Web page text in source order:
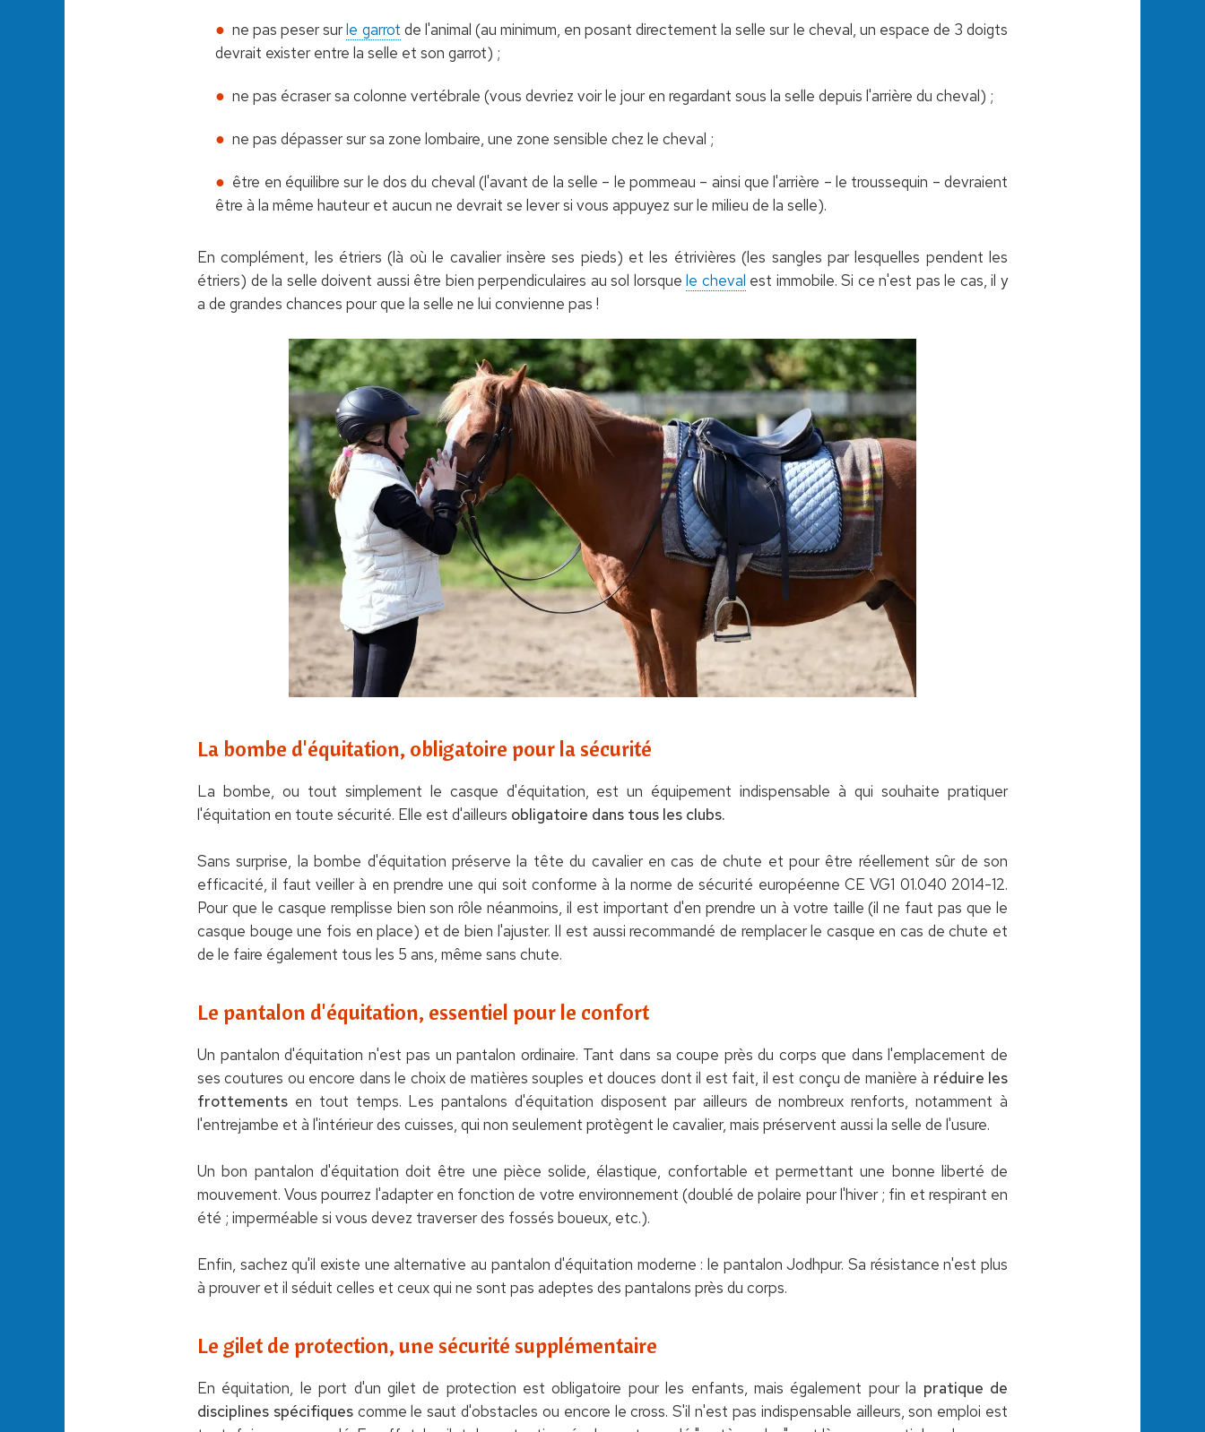
ne pas peser surle garrot de l'animal (au minimum, en posant directement la selle sur le cheval, un espace de 3 doigts
devrait exister entre la selle et son garrot) ;
ne pas écraser sa colonne vertébrale (vous devriez voir le jour en regardant sous la selle depuis l'arrière du cheval) ;
ne pas dépasser sur sa zone lombaire, une zone sensible chez le cheval ;
être en équilibre sur le dos du cheval (l'avant de la selle – le pommeau – ainsi que l'arrière – le troussequin – devraient
être à la même hauteur et aucun ne devrait se lever si vous appuyez sur le milieu de la selle).
En complément, les étriers (là où le cavalier insère ses pieds) et les étrivières (les sangles par lesquelles pendent les
étriers) de la selle doivent aussi être bien perpendiculaires au sol lorsquele cheval est immobile. Si ce n'est pas le cas, il y
a de grandes chances pour que la selle ne lui convienne pas !
La bombe d'équitation, obligatoire pour la sécurité
La bombe, ou tout simplement le casque d'équitation, est un équipement indispensable à qui souhaite pratiquer
l'équitation en toute sécurité. Elle est d'ailleurs obligatoire dans tous les clubs.
Sans surprise, la bombe d'équitation préserve la tête du cavalier en cas de chute et pour être réellement sûr de son
efficacité, il faut veiller à en prendre une qui soit conforme à la norme de sécurité européenne CE VG1 01.040 2014-12.
Pour que le casque remplisse bien son rôle néanmoins, il est important d'en prendre un à votre taille (il ne faut pas que le
casque bouge une fois en place) et de bien l'ajuster. Il est aussi recommandé de remplacer le casque en cas de chute et
de le faire également tous les 5 ans, même sans chute.
Le pantalon d'équitation, essentiel pour le confort
Un pantalon d'équitation n'est pas un pantalon ordinaire. Tant dans sa coupe près du corps que dans l'emplacement de
ses coutures ou encore dans le choix de matières souples et douces dont il est fait, il est conçu de manière à réduire les
frottements en tout temps. Les pantalons d'équitation disposent par ailleurs de nombreux renforts, notamment à
l'entrejambe et à l'intérieur des cuisses, qui non seulement protègent le cavalier, mais préservent aussi la selle de l'usure.
Un bon pantalon d'équitation doit être une pièce solide, élastique, confortable et permettant une bonne liberté de
mouvement. Vous pourrez l'adapter en fonction de votre environnement (doublé de polaire pour l'hiver ; fin et respirant en
été ; imperméable si vous devez traverser des fossés boueux, etc.).
Enfin, sachez qu'il existe une alternative au pantalon d'équitation moderne : le pantalon Jodhpur. Sa résistance n'est plus
à prouver et il séduit celles et ceux qui ne sont pas adeptes des pantalons près du corps.
Le gilet de protection, une sécurité supplémentaire
En équitation, le port d'un gilet de protection est obligatoire pour les enfants, mais également pour la pratique de
disciplines spécifiques comme le saut d'obstacles ou encore le cross. S'il n'est pas indispensable ailleurs, son emploi est